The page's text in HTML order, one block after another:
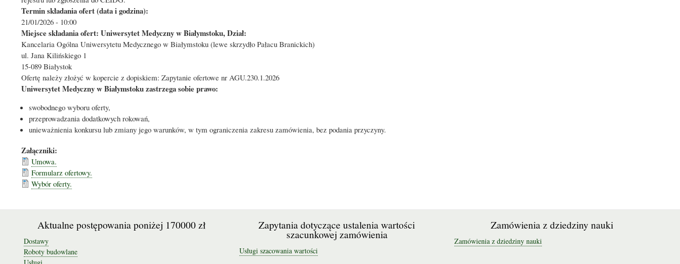
Termin składania ofert (data i godzina):
21/01/2026 - 10:00
Miejsce składania ofert: Uniwersytet Medyczny w Białymstoku, Dział:
Kancelaria Ogólna Uniwersytetu Medycznego w Białymstoku (lewe skrzydło Pałacu Branickich)
ul. Jana Kilińskiego 1
15-089 Białystok
Ofertę należy złożyć w kopercie z dopiskiem: Zapytanie ofertowe nr AGU.230.1.2026
Uniwersytet Medyczny w Białymstoku zastrzega sobie prawo:
swobodnego wyboru oferty,
przeprowadzania dodatkowych rokowań,
unieważnienia konkursu lub zmiany jego warunków, w tym ograniczenia zakresu zamówienia, bez podania przyczyny.
Załączniki:
Umowa.
Formularz ofertowy.
Wybór oferty.
Aktualne postępowania poniżej 170000 zł
Dostawy
Roboty budowlane
Zapytania dotyczące ustalenia wartości
szacunkowej zamówienia
Usługi szacowania wartości
Zamówienia z dziedziny nauki
Zamówienia z dziedziny nauki